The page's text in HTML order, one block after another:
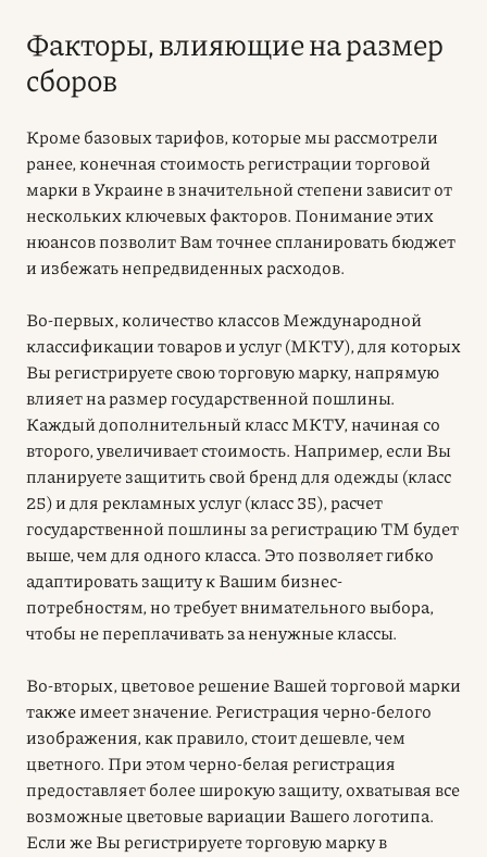
Факторы, влияющие на размер
сборов
Кроме базовых тарифов, которые мы рассмотрели
ранее, конечная стоимость регистрации торговой
марки в Украине в значительной степени зависит от
нескольких ключевых факторов. Понимание этих
нюансов позволит Вам точнее спланировать бюджет
и избежать непредвиденных расходов.
Во-первых, количество классов Международной
классификации товаров и услуг (МКТУ), для которых
Вы регистрируете свою торговую марку, напрямую
влияет на размер государственной пошлины.
Каждый дополнительный класс МКТУ, начиная со
второго, увеличивает стоимость. Например, если Вы
планируете защитить свой бренд для одежды (класс
25) и для рекламных услуг (класс 35), расчет
государственной пошлины за регистрацию ТМ будет
выше, чем для одного класса. Это позволяет гибко
адаптировать защиту к Вашим бизнес-
потребностям, но требует внимательного выбора,
чтобы не переплачивать за ненужные классы.
Во-вторых, цветовое решение Вашей торговой марки
также имеет значение. Регистрация черно-белого
изображения, как правило, стоит дешевле, чем
цветного. При этом черно-белая регистрация
предоставляет более широкую защиту, охватывая все
возможные цветовые вариации Вашего логотипа.
Если же Вы регистрируете торговую марку в